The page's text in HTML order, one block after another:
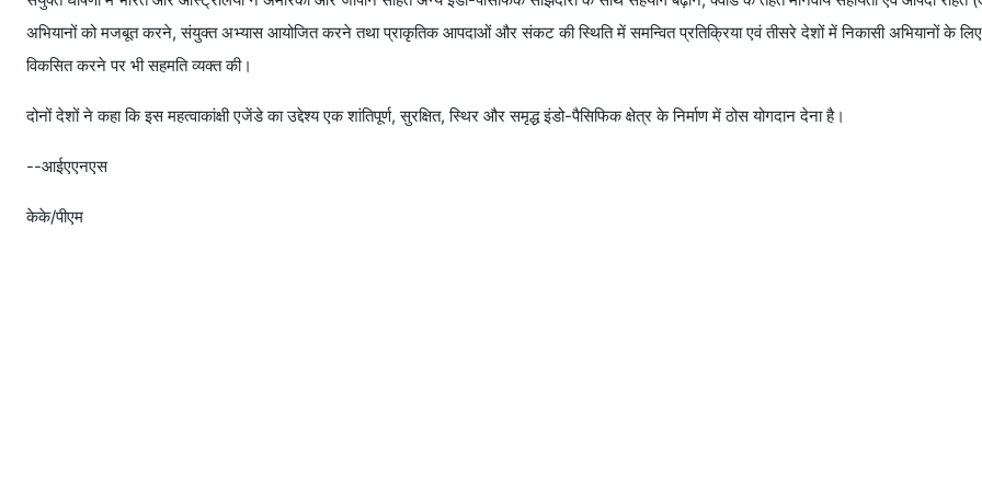
अभियानों को मजबूत करने, संयुक्त अभ्यास आयोजित करने तथा प्राकृतिक आपदाओं और संकट की स्थिति में समन्वित प्रतिक्रिया एवं तीसरे देशों में निकासी अभियानों के लिए
विकसित करने पर भी सहमति व्यक्त की।
दोनों देशों ने कहा कि इस महत्वाकांक्षी एजेंडे का उद्देश्य एक शांतिपूर्ण, सुरक्षित, स्थिर और समृद्ध इंडो-पैसिफिक क्षेत्र के निर्माण में ठोस योगदान देना है।
--आईएएनएस
केके/पीएम